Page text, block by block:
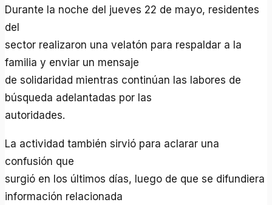
Durante la noche del jueves 22 de mayo, residentes
del
sector realizaron una velatón para respaldar a la
familia y enviar un mensaje
de solidaridad mientras continúan las labores de
búsqueda adelantadas por las
autoridades.
La actividad también sirvió para aclarar una
confusión que
surgió en los últimos días, luego de que se difundiera
información relacionada